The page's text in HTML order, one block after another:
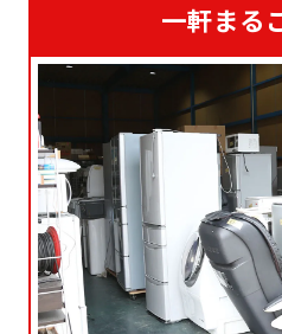
一軒まる